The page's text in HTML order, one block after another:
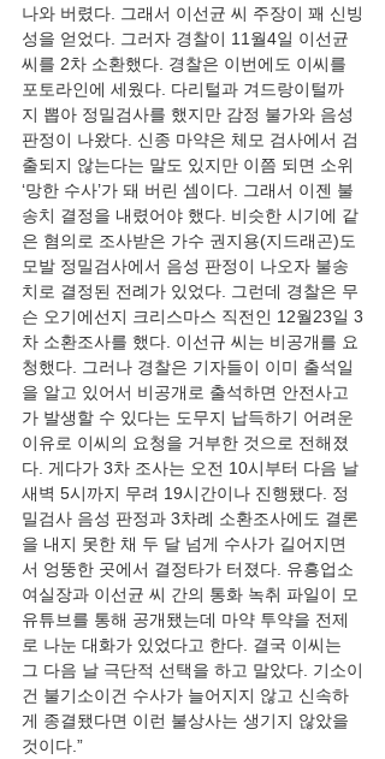
나와 버렸다. 그래서 이선균 씨 주장이 꽤 신빙
성을 얻었다. 그러자 경찰이 11월4일 이선균
씨를 2차 소환했다. 경찰은 이번에도 이씨를
포토라인에 세웠다. 다리털과 겨드랑이털까
지 뽑아 정밀검사를 했지만 감정 불가와 음성
판정이 나왔다. 신종 마약은 체모 검사에서 검
출되지 않는다는 말도 있지만 이쯤 되면 소위
‘망한 수사’가 돼 버린 셈이다. 그래서 이젠 불
송치 결정을 내렸어야 했다. 비슷한 시기에 같
은 혐의로 조사받은 가수 권지용(지드래곤)도
모발 정밀검사에서 음성 판정이 나오자 불송
치로 결정된 전례가 있었다. 그런데 경찰은 무
슨 오기에선지 크리스마스 직전인 12월23일 3
차 소환조사를 했다. 이선규 씨는 비공개를 요
청했다. 그러나 경찰은 기자들이 이미 출석일
을 알고 있어서 비공개로 출석하면 안전사고
가 발생할 수 있다는 도무지 납득하기 어려운
이유로 이씨의 요청을 거부한 것으로 전해졌
다. 게다가 3차 조사는 오전 10시부터 다음 날
새벽 5시까지 무려 19시간이나 진행됐다. 정
밀검사 음성 판정과 3차례 소환조사에도 결론
을 내지 못한 채 두 달 넘게 수사가 길어지면
서 엉뚱한 곳에서 결정타가 터졌다. 유흥업소
여실장과 이선균 씨 간의 통화 녹취 파일이 모
유튜브를 통해 공개됐는데 마약 투약을 전제
로 나눈 대화가 있었다고 한다. 결국 이씨는
그 다음 날 극단적 선택을 하고 말았다. 기소이
건 불기소이건 수사가 늘어지지 않고 신속하
게 종결됐다면 이런 불상사는 생기지 않았을